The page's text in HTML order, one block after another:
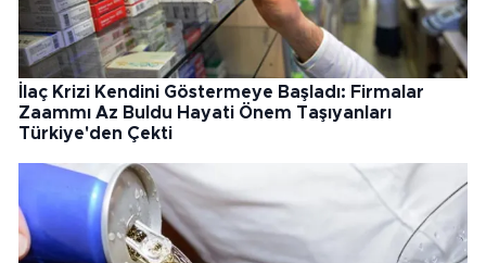
İlaç Krizi Kendini Göstermeye Başladı: Firmalar
Zaammı Az Buldu Hayati Önem Taşıyanları
Türkiye'den Çekti